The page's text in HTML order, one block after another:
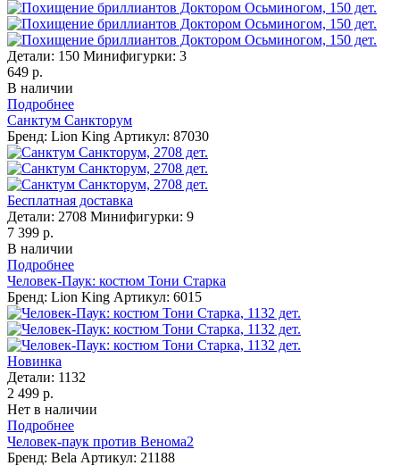
Детали: 150 Минифигурки: 3
649 р.
В наличии
Подробнее
Санктум Санкторум
Бренд: Lion King Артикул: 87030
Бесплатная доставка
Детали: 2708 Минифигурки: 9
7 399 р.
В наличии
Подробнее
Человек-Паук: костюм Тони Старка
Бренд: Lion King Артикул: 6015
Новинка
Детали: 1132
2 499 р.
Нет в наличии
Подробнее
Человек-паук против Венома2
Бренд: Bela Артикул: 21188